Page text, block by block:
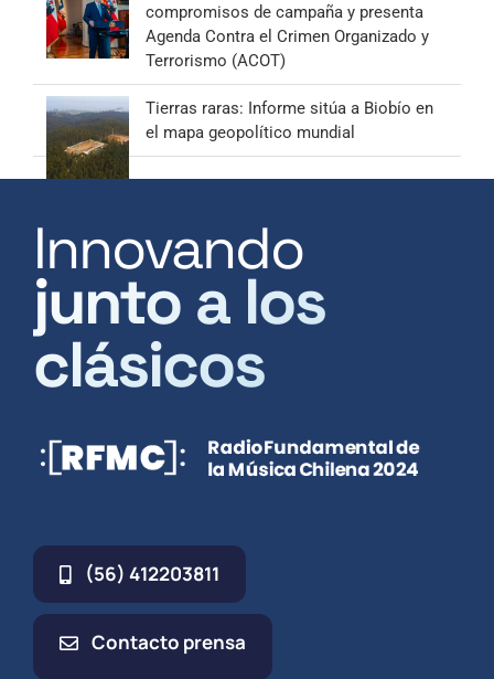
compromisos de campaña y presenta
Agenda Contra el Crimen Organizado y
Terrorismo (ACOT)
Tierras raras: Informe sitúa a Biobío en
el mapa geopolítico mundial
Innovando
junto a los
clásicos
(56) 412203811
Contacto prensa